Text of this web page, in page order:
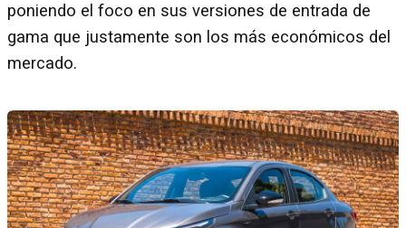
poniendo el foco en sus versiones de entrada de
gama que justamente son los más económicos del
mercado.